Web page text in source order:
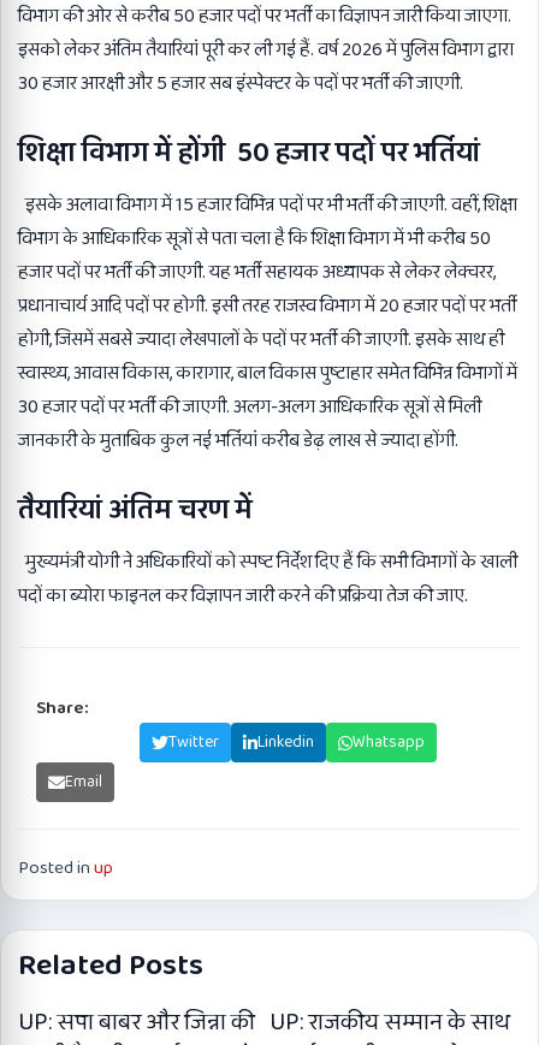
विभाग की ओर से करीब 50 हजार पदों पर भर्ती का विज्ञापन जारी किया जाएगा.
इसको लेकर अंतिम तैयारियां पूरी कर ली गई हैं. वर्ष 2026 में पुलिस विभाग द्वारा
30 हजार आरक्षी और 5 हजार सब इंस्पेक्टर के पदों पर भर्ती की जाएगी.
शिक्षा विभाग में होंगी 50 हजार पदों पर भर्तियां
इसके अलावा विभाग में 15 हजार विभिन्न पदों पर भी भर्ती की जाएगी. वहीं, शिक्षा
विभाग के आधिकारिक सूत्रों से पता चला है कि शिक्षा विभाग में भी करीब 50
हजार पदों पर भर्ती की जाएगी. यह भर्ती सहायक अध्यापक से लेकर लेक्चरर,
प्रधानाचार्य आदि पदों पर होगी. इसी तरह राजस्व विभाग में 20 हजार पदों पर भर्ती
होगी, जिसमें सबसे ज्यादा लेखपालों के पदों पर भर्ती की जाएगी. इसके साथ ही
स्वास्थ्य, आवास विकास, कारागार, बाल विकास पुष्टाहार समेत विभिन्न विभागों में
30 हजार पदों पर भर्ती की जाएगी. अलग-अलग आधिकारिक सूत्रों से मिली
जानकारी के मुताबिक कुल नई भर्तियां करीब डेढ़ लाख से ज्यादा होंगी.
तैयारियां अंतिम चरण में
मुख्यमंत्री योगी ने अधिकारियों को स्पष्ट निर्देश दिए हैं कि सभी विभागों के खाली
पदों का ब्योरा फाइनल कर विज्ञापन जारी करने की प्रक्रिया तेज की जाए.
Share:
Twitter Linkedin
Whatsapp
Email
Posted inup
Related Posts
UP: सपा बाबर और जिन्ना की UP: राजकीय सम्मान के साथ